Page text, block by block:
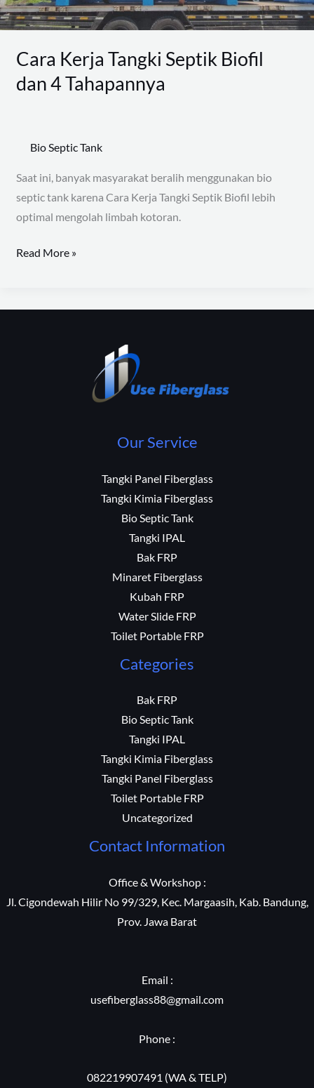
Cara Kerja Tangki Septik Biofil
dan 4 Tahapannya
Bio Septic Tank
Saat ini, banyak masyarakat beralih menggunakan bio
septic tank karena Cara Kerja Tangki Septik Biofil lebih
optimal mengolah limbah kotoran.
Tahapannya
Read More »
Our Service
Tangki Panel Fiberglass
Tangki Kimia Fiberglass
Bio Septic Tank
Tangki IPAL
Bak FRP
Minaret Fiberglass
Kubah FRP
Water Slide FRP
Toilet Portable FRP
Categories
Bak FRP
Bio Septic Tank
Tangki IPAL
Tangki Kimia Fiberglass
Tangki Panel Fiberglass
Toilet Portable FRP
Uncategorized
Contact Information
Office & Workshop :
Jl. Cigondewah Hilir No 99/329, Kec. Margaasih, Kab. Bandung,
Prov. Jawa Barat
Email :
usefiberglass88@gmail.com
Phone :
082219907491 (WA & TELP)